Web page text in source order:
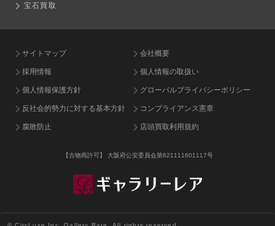
宝石買取
サイトマップ 会社概要
採用情報 個人情報の取扱い
個人情報保護方針 グローバルプライバシーポリシー
反社会的勢力に対する基本方針 コンプライアンス憲章
腐敗防止 店頭買取利用規約
【古物商許可】 大阪府公安委員会第621111601117号